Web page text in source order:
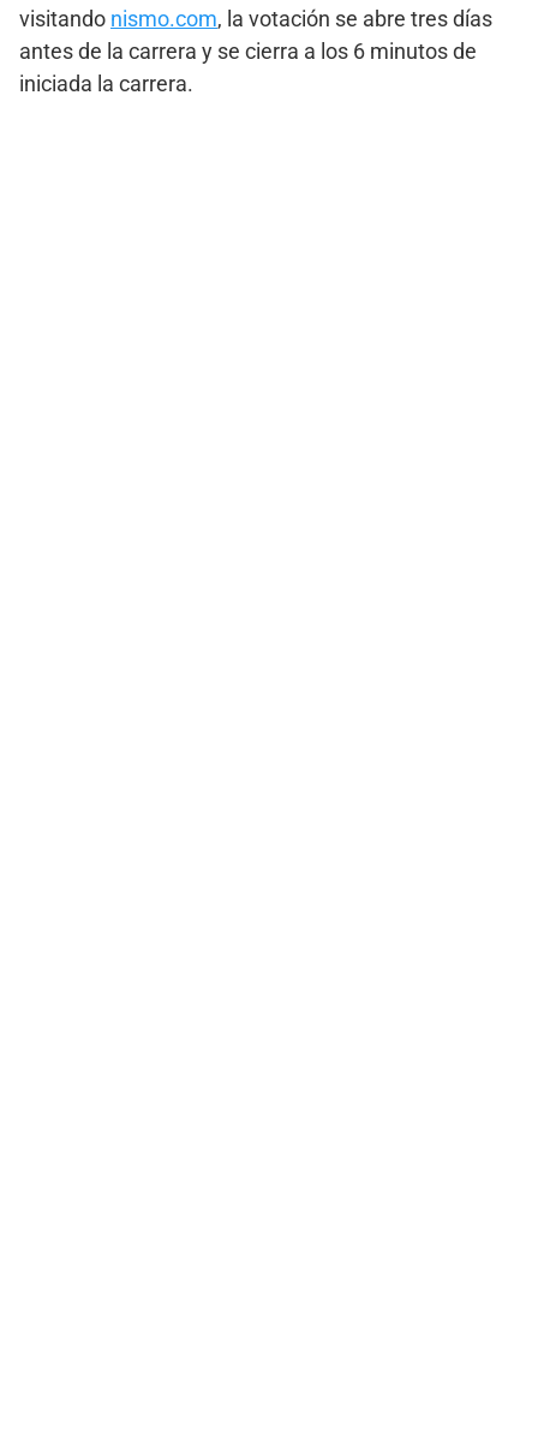
visitando nismo.com, la votación se abre tres días
antes de la carrera y se cierra a los 6 minutos de
iniciada la carrera.